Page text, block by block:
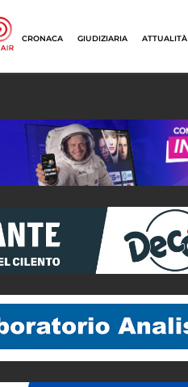
CRONACA GIUDIZIARIA ATTUALITÀ